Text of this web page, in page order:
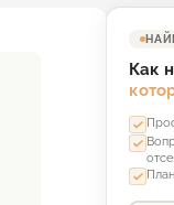
Как